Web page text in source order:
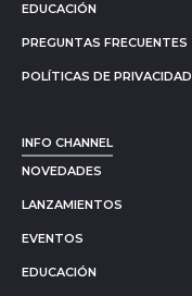
EDUCACIÓN
PREGUNTAS FRECUENTES
POLÍTICAS DE PRIVACIDAD
INFO CHANNEL
NOVEDADES
LANZAMIENTOS
EVENTOS
EDUCACIÓN